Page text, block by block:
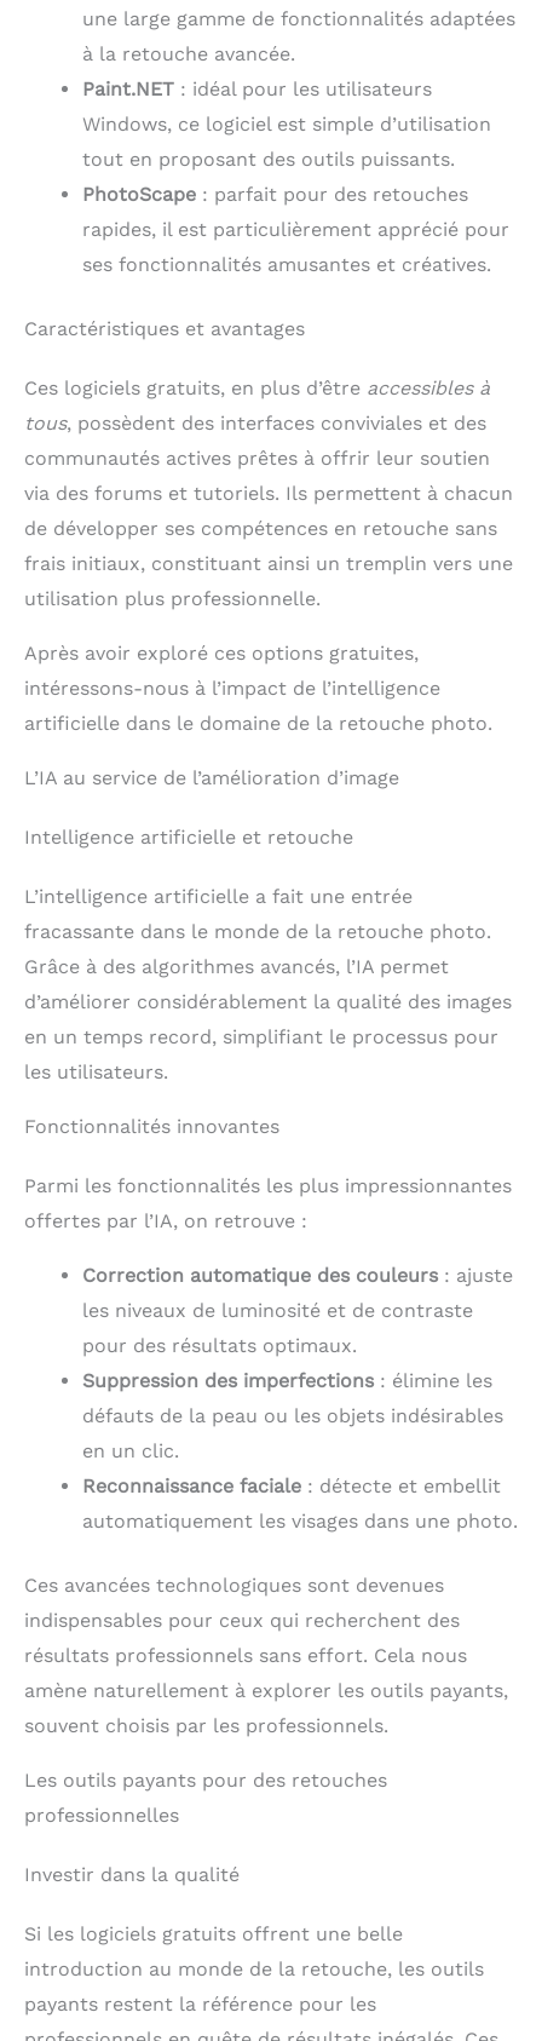
une large gamme de fonctionnalités adaptées
à la retouche avancée.
Paint.NET : idéal pour les utilisateurs
Windows, ce logiciel est simple d’utilisation
tout en proposant des outils puissants.
PhotoScape : parfait pour des retouches
rapides, il est particulièrement apprécié pour
ses fonctionnalités amusantes et créatives.
Caractéristiques et avantages
Ces logiciels gratuits, en plus d’être accessibles à
tous, possèdent des interfaces conviviales et des
communautés actives prêtes à offrir leur soutien
via des forums et tutoriels. Ils permettent à chacun
de développer ses compétences en retouche sans
frais initiaux, constituant ainsi un tremplin vers une
utilisation plus professionnelle.
Après avoir exploré ces options gratuites,
intéressons-nous à l’impact de l’intelligence
artificielle dans le domaine de la retouche photo.
L’IA au service de l’amélioration d’image
Intelligence artificielle et retouche
L’intelligence artificielle a fait une entrée
fracassante dans le monde de la retouche photo.
Grâce à des algorithmes avancés, l’IA permet
d’améliorer considérablement la qualité des images
en un temps record, simplifiant le processus pour
les utilisateurs.
Fonctionnalités innovantes
Parmi les fonctionnalités les plus impressionnantes
offertes par l’IA, on retrouve :
Correction automatique des couleurs : ajuste
les niveaux de luminosité et de contraste
pour des résultats optimaux.
Suppression des imperfections : élimine les
défauts de la peau ou les objets indésirables
en un clic.
Reconnaissance faciale : détecte et embellit
automatiquement les visages dans une photo.
Ces avancées technologiques sont devenues
indispensables pour ceux qui recherchent des
résultats professionnels sans effort. Cela nous
amène naturellement à explorer les outils payants,
souvent choisis par les professionnels.
Les outils payants pour des retouches
professionnelles
Investir dans la qualité
Si les logiciels gratuits offrent une belle
introduction au monde de la retouche, les outils
payants restent la référence pour les